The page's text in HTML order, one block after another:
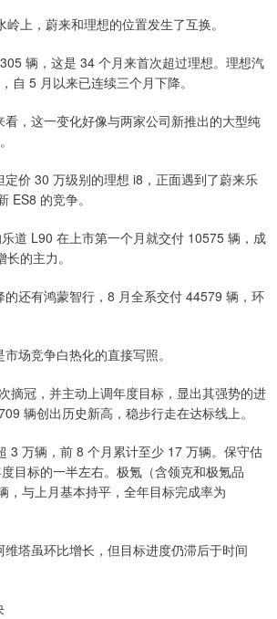
上，蔚来和理想的位置发生了互换。
辆，这是 34 个月来首次超过理想。理想汽
自 5 月以来已连续三个月下降。
看，这一变化好像与两家公司新推出的大型纯
价 30 万级别的理想 i8，正面遇到了蔚来乐
ES8 的竞争。
道 L90 在上市第一个月就交付 10575 辆，成
的主力。
的还有鸿蒙智行，8 月全系交付 44579 辆，环
场竞争白热化的直接写照。
摘冠，并主动上调年度目标，显出其强势的进
辆创出历史新高，稳步行走在达标线上。
3 万辆，前 8 个月累计至少 17 万辆。保守估
目标的一半左右。极氪（含领克和极氪品
，与上月基本持平，全年目标完成率为
塔虽环比增长，但目标进度仍滞后于时间